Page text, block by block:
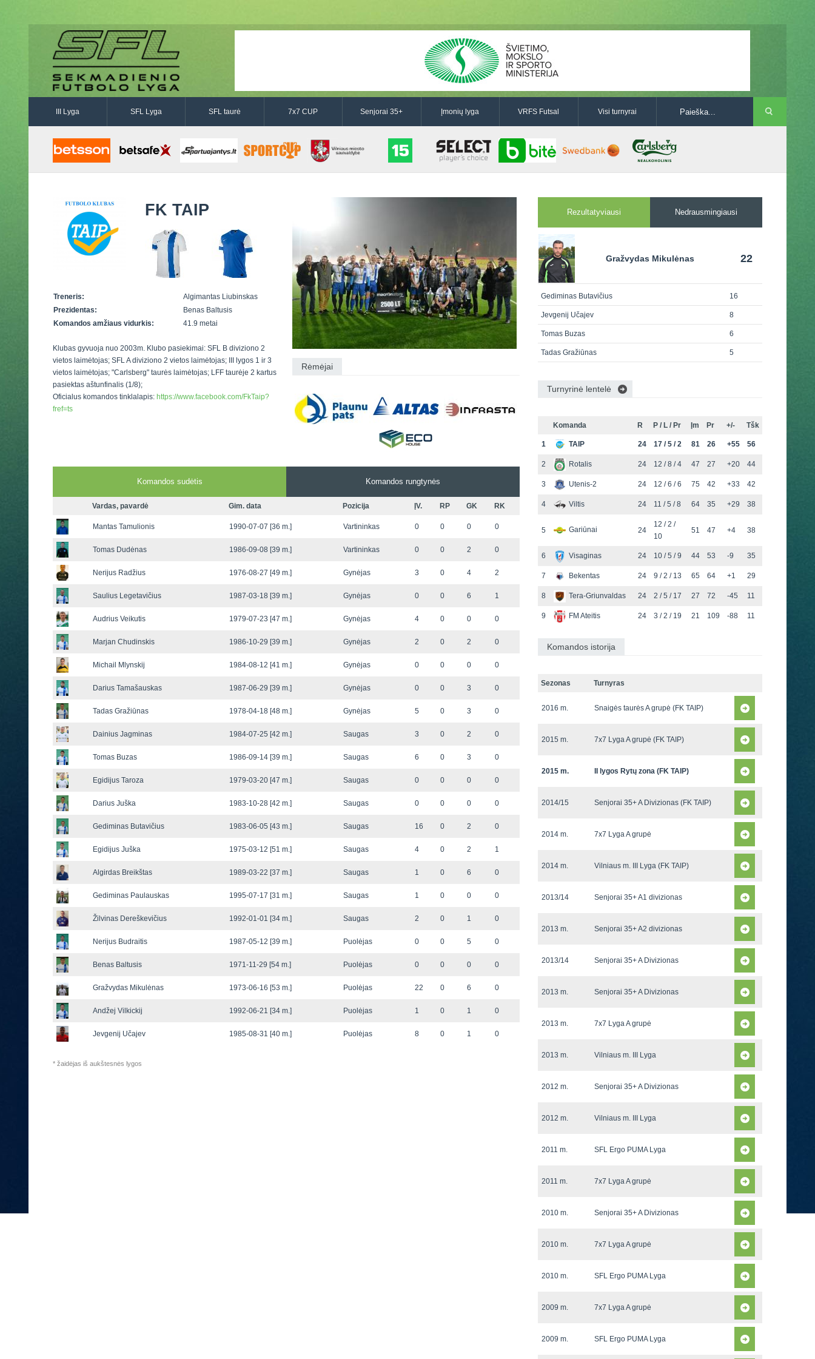
III Lyga SFL Lyga SFL taurė 7x7 CUP Senjorai 35+ Įmonių lyga VRFS Futsal Visi turnyrai
FK TAIP
Treneris:
Algimantas Liubinskas
Prezidentas:
Benas Baltusis
Komandos amžiaus vidurkis:
41.9 metai
Klubas gyvuoja nuo 2003m. Klubo pasiekimai: SFL B diviziono 2
vietos laimėtojas; SFL A diviziono 2 vietos laimėtojas; III lygos 1 ir 3
vietos laimėtojas; "Carlsberg" taurės laimėtojas; LFF taurėje 2 kartus
pasiektas aštunfinalis (1/8);
Oficialus komandos tinklalapis: https://www.facebook.com/FkTaip?
fref=ts
Rėmėjai
Komandos sudėtis Komandos rungtynės
Vardas, pavardė Gim. data Pozicija ĮV. RP GK RK
Mantas Tamulionis 1990-07-07 [36 m.] Vartininkas 0 0 0 0
Tomas Dudėnas 1986-09-08 [39 m.] Vartininkas 0 0 2 0
Nerijus Radžius 1976-08-27 [49 m.] Gynėjas 3 0 4 2
Saulius Legetavičius 1987-03-18 [39 m.] Gynėjas 0 0 6 1
Audrius Veikutis 1979-07-23 [47 m.] Gynėjas 4 0 0 0
Marjan Chudinskis 1986-10-29 [39 m.] Gynėjas 2 0 2 0
Michail Mlynskij 1984-08-12 [41 m.] Gynėjas 0 0 0 0
Darius Tamašauskas 1987-06-29 [39 m.] Gynėjas 0 0 3 0
Tadas Gražiūnas 1978-04-18 [48 m.] Gynėjas 5 0 3 0
Dainius Jagminas 1984-07-25 [42 m.] Saugas 3 0 2 0
Tomas Buzas 1986-09-14 [39 m.] Saugas 6 0 3 0
Egidijus Taroza 1979-03-20 [47 m.] Saugas 0 0 0 0
Darius Juška 1983-10-28 [42 m.] Saugas 0 0 0 0
Gediminas Butavičius 1983-06-05 [43 m.] Saugas 16 0 2 0
Egidijus Juška 1975-03-12 [51 m.] Saugas 4 0 2 1
Algirdas Breikštas 1989-03-22 [37 m.] Saugas 1 0 6 0
Gediminas Paulauskas 1995-07-17 [31 m.] Saugas 1 0 0 0
Žilvinas Dereškevičius 1992-01-01 [34 m.] Saugas 2 0 1 0
Nerijus Budraitis 1987-05-12 [39 m.] Puolėjas 0 0 5 0
Benas Baltusis 1971-11-29 [54 m.] Puolėjas 0 0 0 0
Gražvydas Mikulėnas 1973-06-16 [53 m.] Puolėjas 22 0 6 0
Andžej Vilkickij 1992-06-21 [34 m.] Puolėjas 1 0 1 0
Jevgenij Učajev 1985-08-31 [40 m.] Puolėjas 8 0 1 0
* žaidėjas iš aukštesnės lygos
Rezultatyviausi Nedrausmingiausi
Gražvydas Mikulėnas 22
Gediminas Butavičius 16
Jevgenij Učajev 8
Tomas Buzas 6
Tadas Gražiūnas 5
Turnyrinė lentelė
Komanda R P / L / Pr Įm Pr +/- Tšk
1 TAIP 24 17 / 5 / 2 81 26 +55 56
2 Rotalis 24 12 / 8 / 4 47 27 +20 44
3 Utenis-2 24 12 / 6 / 6 75 42 +33 42
4 Viltis 24 11 / 5 / 8 64 35 +29 38
5 Gariūnai 24
12 / 2 /
10
51 47 +4 38
6 Visaginas 24 10 / 5 / 9 44 53 -9 35
7 Bekentas 24 9 / 2 / 13 65 64 +1 29
8 Tera-Griunvaldas 24 2 / 5 / 17 27 72 -45 11
9 FM Ateitis 24 3 / 2 / 19 21 109 -88 11
Komandos istorija
Sezonas Turnyras
2016 m. Snaigės taurės A grupė (FK TAIP)
2015 m. 7x7 Lyga A grupė (FK TAIP)
2015 m. II lygos Rytų zona (FK TAIP)
2014/15 Senjorai 35+ A Divizionas (FK TAIP)
2014 m. 7x7 Lyga A grupė
2014 m. Vilniaus m. III Lyga (FK TAIP)
2013/14 Senjorai 35+ A1 divizionas
2013 m. Senjorai 35+ A2 divizionas
2013/14 Senjorai 35+ A Divizionas
2013 m. Senjorai 35+ A Divizionas
2013 m. 7x7 Lyga A grupė
2013 m. Vilniaus m. III Lyga
2012 m. Senjorai 35+ A Divizionas
2012 m. Vilniaus m. III Lyga
2011 m. SFL Ergo PUMA Lyga
2011 m. 7x7 Lyga A grupė
2010 m. Senjorai 35+ A Divizionas
2010 m. 7x7 Lyga A grupė
2010 m. SFL Ergo PUMA Lyga
2009 m. 7x7 Lyga A grupė
2009 m. SFL Ergo PUMA Lyga